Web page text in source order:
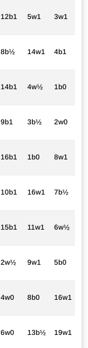
12b1 5w1 3w1
8b½ 14w1 4b1
14b1 4w½ 1b0
9b1 3b½ 2w0
16b1 1b0 8w1
10b1 16w1 7b½
15b1 11w1 6w½
2w½ 9w1 5b0
4w0 8b0 16w1
6w0 13b½ 19w1